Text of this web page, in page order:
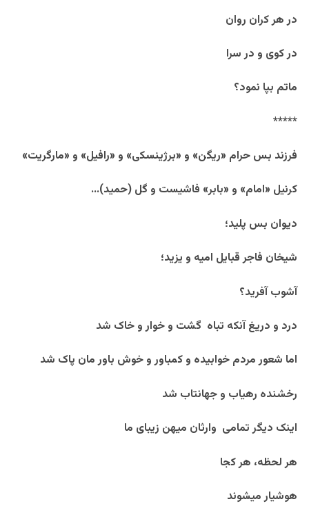
در هر کران روان
در کوی و در سرا
ماتم بپا نمود؟
*****
فرزند بس حرام «ریگن» و «برژینسکی» و «رافیل» و «مارگریت»
کرنیل «امام» و «بابر» فاشیست و گل (حمید)…
دیوان بس پلید؛
شیخان فاجر قبایل امیه و یزید؛
آشوب آفرید؟
درد و دریغ آنکه تباه گشت و خوار و خاک شد
اما شعور مردم خوابیده و کمباور و خوش باور مان پاک شد
رخشنده رهیاب و جهانتاب شد
اینک دیگر تمامی وارثان میهن زیبای ما
هر لحظه، هر کجا
هوشیار میشوند